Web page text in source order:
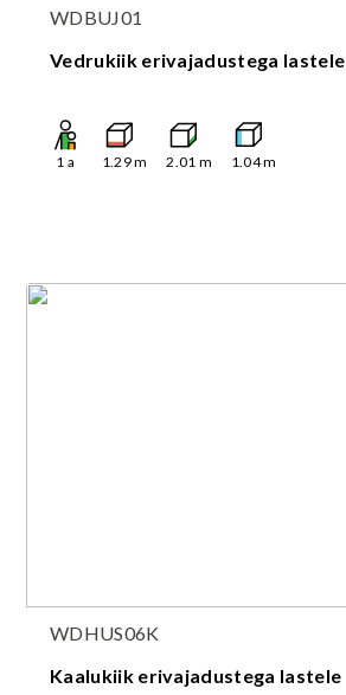
WDBUJ01
Vedrukiik erivajadustega lastele
1 a 1.29m 2.01 m 1.04m
WDHUS06K
Kaalukiik erivajadustega lastele